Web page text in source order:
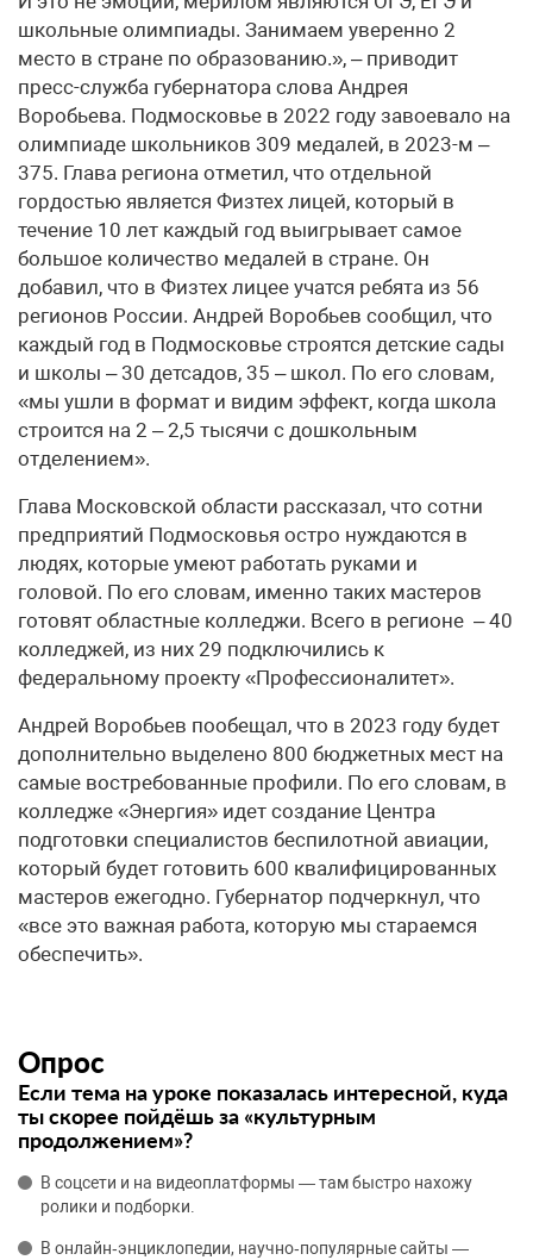
школьные олимпиады. Занимаем уверенно 2
место в стране по образованию.», – приводит
пресс-служба губернатора слова Андрея
Воробьева. Подмосковье в 2022 году завоевало на
олимпиаде школьников 309 медалей, в 2023-м –
375. Глава региона отметил, что отдельной
гордостью является Физтех лицей, который в
течение 10 лет каждый год выигрывает самое
большое количество медалей в стране. Он
добавил, что в Физтех лицее учатся ребята из 56
регионов России. Андрей Воробьев сообщил, что
каждый год в Подмосковье строятся детские сады
и школы – 30 детсадов, 35 – школ. По его словам,
«мы ушли в формат и видим эффект, когда школа
строится на 2 – 2,5 тысячи с дошкольным
отделением».
Глава Московской области рассказал, что сотни
предприятий Подмосковья остро нуждаются в
людях, которые умеют работать руками и
головой. По его словам, именно таких мастеров
готовят областные колледжи. Всего в регионе – 40
колледжей, из них 29 подключились к
федеральному проекту «Профессионалитет».
Андрей Воробьев пообещал, что в 2023 году будет
дополнительно выделено 800 бюджетных мест на
самые востребованные профили. По его словам, в
колледже «Энергия» идет создание Центра
подготовки специалистов беспилотной авиации,
который будет готовить 600 квалифицированных
мастеров ежегодно. Губернатор подчеркнул, что
«все это важная работа, которую мы стараемся
обеспечить».
Опрос
Если тема на уроке показалась интересной, куда
ты скорее пойдёшь за «культурным
продолжением»?
В соцсети и на видеоплатформы — там быстро нахожу
ролики и подборки.
В онлайн‑энциклопедии, научно‑популярные сайты —